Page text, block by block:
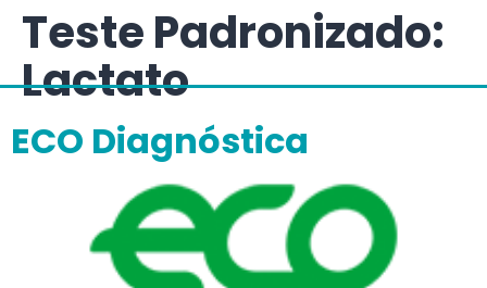
Teste Padronizado:
Lactato
ECO Diagnóstica